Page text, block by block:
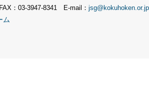
：03-3947-8341 E-mail： jsg@kokuhoken.or.jp
ム